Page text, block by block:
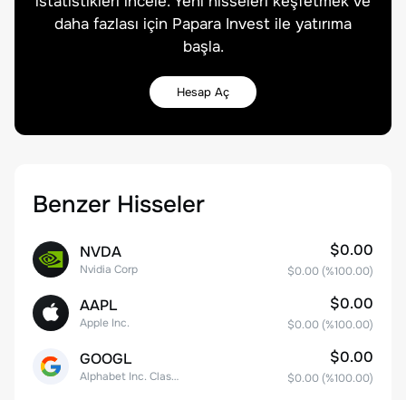
daha fazlası için Papara Invest ile yatırıma
başla.
Hesap Aç
Benzer Hisseler
NVDA
Nvidia Corp
$0.00
$0.00 (%100.00)
AAPL
Apple Inc.
$0.00
$0.00 (%100.00)
GOOGL
Alphabet Inc. Class A Common Stock
$0.00
$0.00 (%100.00)